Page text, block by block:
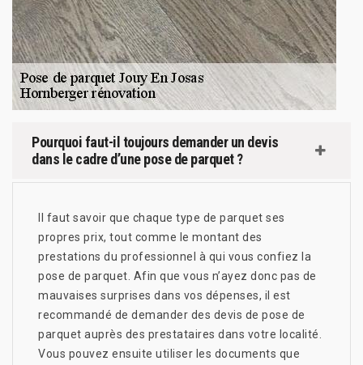
Pourquoi faut-il toujours demander un devis
dans le cadre d’une pose de parquet ?
Il faut savoir que chaque type de parquet ses
propres prix, tout comme le montant des
prestations du professionnel à qui vous confiez la
pose de parquet. Afin que vous n’ayez donc pas de
mauvaises surprises dans vos dépenses, il est
recommandé de demander des devis de pose de
parquet auprès des prestataires dans votre localité.
Vous pouvez ensuite utiliser les documents que